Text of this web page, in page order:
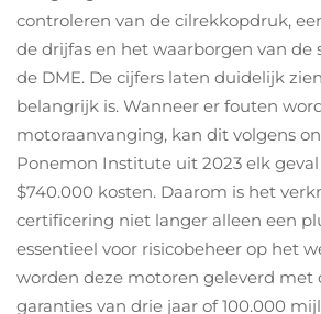
controleren van de cilrekkopdruk,
de drijfas en het waarborgen van de
de DME. De cijfers laten duidelijk
belangrijk is. Wanneer er fouten
motoraanvanging, kan dit volgens
Ponemon Institute uit 2023 elk
$740.000 kosten. Daarom is het
certificering niet langer alleen een
essentieel voor risicobeheer op het
worden deze motoren geleverd met
garanties van drie jaar of 100.000